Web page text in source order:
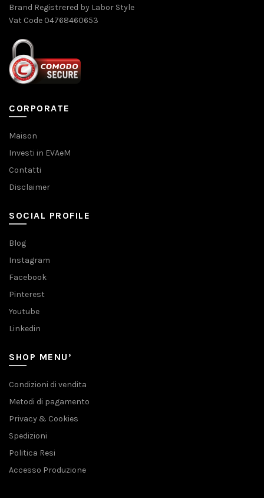
Brand Registrered by Labor Style
Vat Code 04768460653
CORPORATE
Maison
Investi in EVAeM
Contatti
Disclaimer
SOCIAL PROFILE
Blog
Instagram
Facebook
Pinterest
Youtube
Linkedin
SHOP MENU’
Condizioni di vendita
Metodi di pagamento
Privacy & Cookies
Spedizioni
Politica Resi
Accesso Produzione